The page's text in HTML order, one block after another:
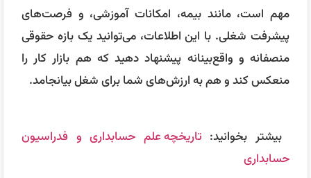
تجربه شما در زمینه حسابداری چقدر است؟